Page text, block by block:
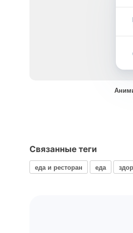
Связанные теги
еда и ресторан еда